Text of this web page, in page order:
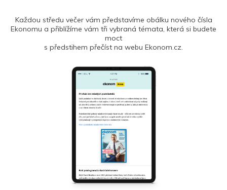
Každou středu večer vám představíme obálku nového čísla
Ekonomu a přiblížíme vám tři vybraná témata, která si budete
moct
s předstihem přečíst na webu Ekonom.cz.